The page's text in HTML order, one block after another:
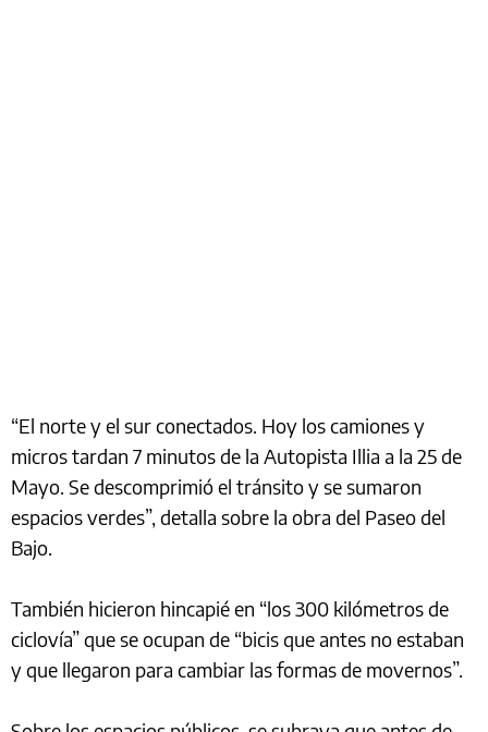
“El norte y el sur conectados. Hoy los camiones y
micros tardan 7 minutos de la Autopista Illia a la 25 de
Mayo. Se descomprimió el tránsito y se sumaron
espacios verdes”, detalla sobre la obra del Paseo del
Bajo.
También hicieron hincapié en “los 300 kilómetros de
ciclovía” que se ocupan de “bicis que antes no estaban
y que llegaron para cambiar las formas de movernos”.